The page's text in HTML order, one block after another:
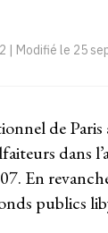
| Modifié le 25
de
dans
En
publics